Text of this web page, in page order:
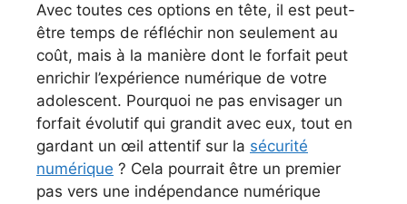
Avec toutes ces options en tête, il est peut-
être temps de réfléchir non seulement au
coût, mais à la manière dont le forfait peut
enrichir l’expérience numérique de votre
adolescent. Pourquoi ne pas envisager un
forfait évolutif qui grandit avec eux, tout en
gardant un œil attentif sur la sécurité
numérique ? Cela pourrait être un premier
pas vers une indépendance numérique